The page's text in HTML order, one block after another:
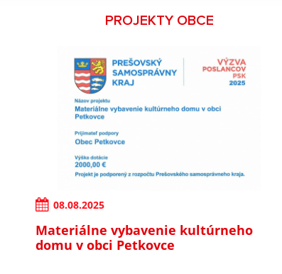
PROJEKTY OBCE
08.08.2025
Materiálne vybavenie kultúrneho
domu v obci Petkovce